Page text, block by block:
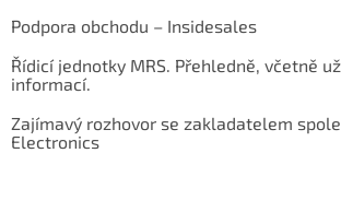
Podpora obchodu – Insidesales
Řídicí jednotky MRS. Přehledně, včetně
informací.
Zajímavý rozhovor se zakladatelem
Electronics